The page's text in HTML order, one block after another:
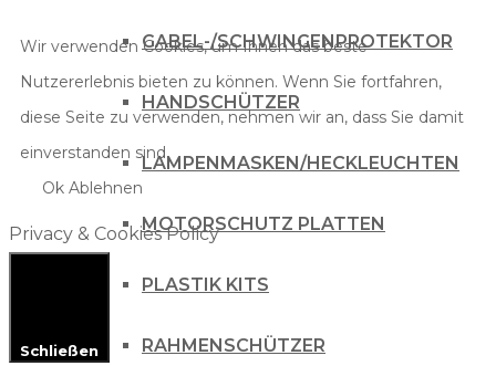
GABEL-/SCHWINGENPROTEKTOR
HANDSCHÜTZER
LAMPENMASKEN/HECKLEUCHTEN
MOTORSCHUTZ PLATTEN
PLASTIK KITS
RAHMENSCHÜTZER
Wir verwenden Cookies, um Ihnen das beste
Nutzererlebnis bieten zu können. Wenn Sie fortfahren,
diese Seite zu verwenden, nehmen wir an, dass Sie damit
einverstanden sind.
Ok Ablehnen
Privacy & Cookies Policy
Schließen